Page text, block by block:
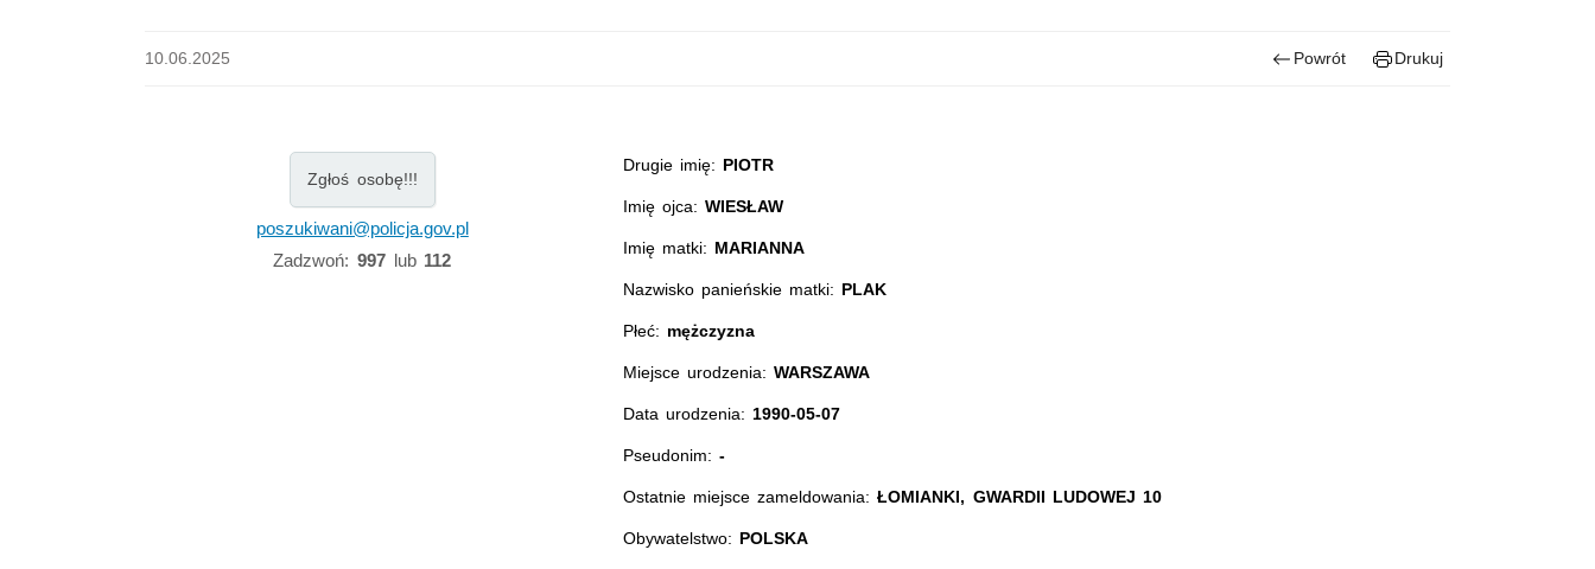
10.06.2025 Powrót Drukuj
Zgłoś osobę!!!
poszukiwani@policja.gov.pl
Zadzwoń: 997lub 112
Drugie imię: PIOTR
Imię ojca:WIESŁAW
Imię matki: MARIANNA
Nazwisko panieńskie matki: PLAK
Płeć: mężczyzna
Miejsce urodzenia:WARSZAWA
Data urodzenia: 1990-05-07
Pseudonim: -
Ostatnie miejsce zameldowania:ŁOMIANKI, GWARDII LUDOWEJ 10
Obywatelstwo: POLSKA